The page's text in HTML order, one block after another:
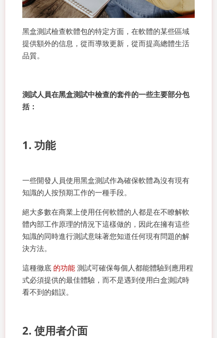
黑盒測試檢查軟體包的特定方面，在軟體的某些區域
提供額外的信息，從而導致更新，從而提高總體生活
品質。
測試人員在黑盒測試中檢查的套件的一些主要部分包
括：
1. 功能
一些開發人員使用黑盒測試作為確保軟體為沒有現有
知識的人按預期工作的一種手段。
絕大多數在商業上使用任何軟體的人都是在不瞭解軟
體內部工作原理的情況下這樣做的，因此在擁有這些
知識的同時進行測試意味著您知道任何現有問題的解
決方法。
這種徹底 的功能 測試可確保每個人都能體驗到應用程
式必須提供的最佳體驗，而不是遇到使用白盒測試時
看不到的錯誤。
2. 使用者介面